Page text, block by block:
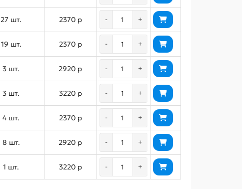
27 шт. 2370 р - +
19 шт. 2370 р - +
3 шт. 2920 р - +
3 шт. 3220 р - +
4 шт. 2370 р - +
8 шт. 2920 р - +
1 шт. 3220 р - +